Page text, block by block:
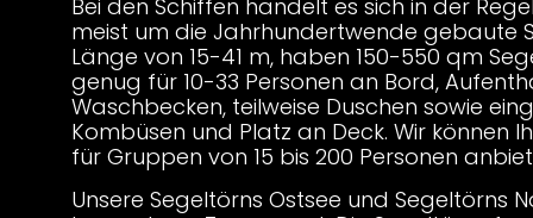
Bei den Schiffen handelt es sich in der
meist um die Jahrhundertwende gebaute
Länge von 15-41 m, haben 150-550 qm
genug für 10-33 Personen an Bord,
Waschbecken, teilweise Duschen sowie
Kombüsen und Platz an Deck. Wir können
für Gruppen von 15 bis 200 Personen
Unsere Segeltörns Ostsee und Segeltörns